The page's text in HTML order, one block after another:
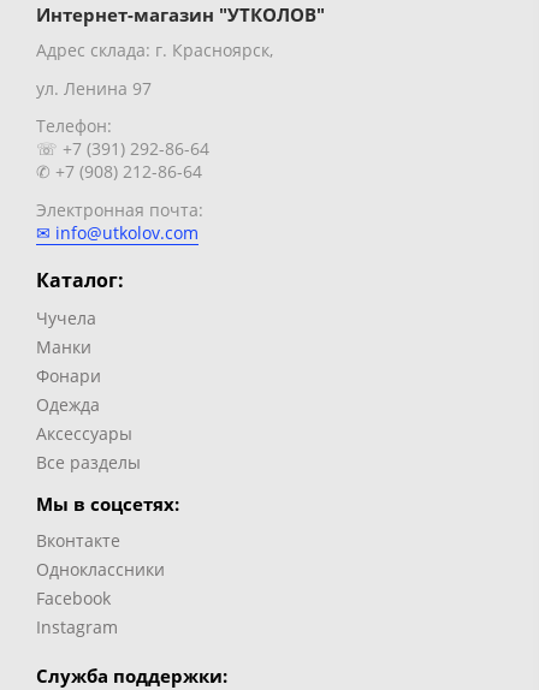
Интернет-магазин "УТКОЛОВ"
Адрес склада: г. Красноярск,
ул. Ленина 97
Телефон:
☏ +7 (391) 292-86-64
✆ +7 (908) 212-86-64
Электронная почта:
✉ info@utkolov.com
Каталог:
Чучела
Манки
Фонари
Одежда
Аксессуары
Все разделы
Мы в соцсетях:
Вконтакте
Одноклассники
Facebook
Instagram
Служба поддержки: